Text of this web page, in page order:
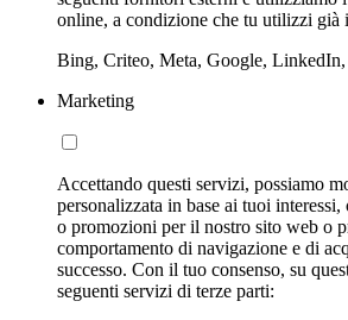
online, a condizione che tu utilizzi già
Bing, Criteo, Meta, Google,
Marketing
Accettando questi servizi, possiamo
personalizzata in base ai tuoi
o promozioni per il nostro sito web o
comportamento di navigazione e di
successo. Con il tuo consenso, su
seguenti servizi di terze parti: